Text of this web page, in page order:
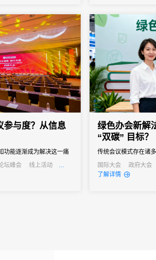
参与度？从信息
功能逐渐成为解决这一痛
递方式，从根源上提升
新活力。
坛峰会
线上活动
绿色办会新解
“双碳” 目标？
传统会议模式存在诸
业实现绿色转型、达
国际大会 政府大会
线上活动
线上展会
了解详情